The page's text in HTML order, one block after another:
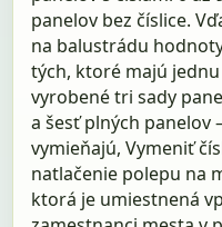
panelov bez číslice.
na balustrádu
tých, ktoré majú
vyrobené tri sady
a šesť plných panelov
vymieňajú, Vymeniť
natlačenie polepu na
ktorá je umiestnená